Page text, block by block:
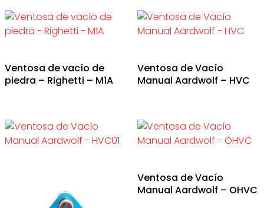
Ventosa de vacío de
piedra – Righetti – M1A
Ventosa de Vacío
Manual Aardwolf – HVC
Ventosa de Vacío
Manual Aardwolf – OHVC